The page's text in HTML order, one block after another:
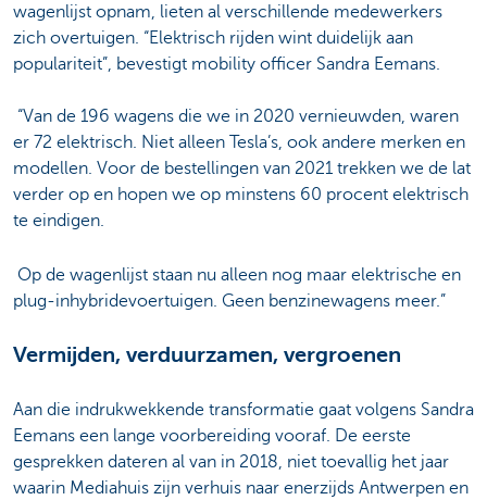
wagenlijst opnam, lieten al verschillende medewerkers
zich overtuigen. “Elektrisch rijden wint duidelijk aan
populariteit”, bevestigt mobility officer Sandra Eemans.
“Van de 196 wagens die we in 2020 vernieuwden, waren
er 72 elektrisch. Niet alleen Tesla’s, ook andere merken en
modellen. Voor de bestellingen van 2021 trekken we de lat
verder op en hopen we op minstens 60 procent elektrisch
te eindigen.
Op de wagenlijst staan nu alleen nog maar elektrische en
plug-inhybridevoertuigen. Geen benzinewagens meer.”
Vermijden, verduurzamen, vergroenen
Aan die indrukwekkende transformatie gaat volgens Sandra
Eemans een lange voorbereiding vooraf. De eerste
gesprekken dateren al van in 2018, niet toevallig het jaar
waarin Mediahuis zijn verhuis naar enerzijds Antwerpen en